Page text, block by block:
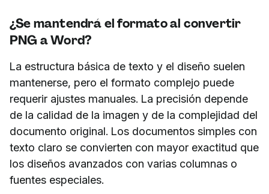
¿Se mantendrá el formato al convertir
PNG a Word?
La estructura básica de texto y el diseño suelen
mantenerse, pero el formato complejo puede
requerir ajustes manuales. La precisión depende
de la calidad de la imagen y de la complejidad del
documento original. Los documentos simples con
texto claro se convierten con mayor exactitud que
los diseños avanzados con varias columnas o
fuentes especiales.